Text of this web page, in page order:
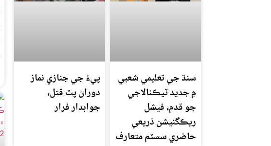
سنڌ جي تعليمي شعبي
۾ جديد ٽيڪنالاجي
جو قدم، فيشل
ريڪگنيشن ذريعي
حاضري سسٽم متعارف
پيءُ جي جنازي نماز
دوران پٽ قتل،
جوابدار فرار